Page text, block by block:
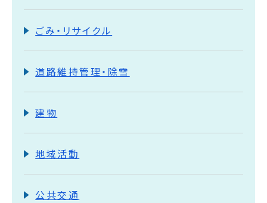
ごみ・リサイクル
道路維持管理・除雪
建物
地域活動
公共交通